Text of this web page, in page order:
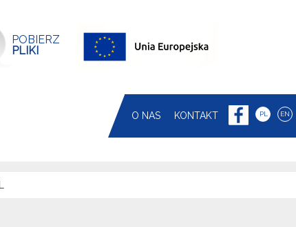
POBIERZ
PLIKI
O NAS KONTAKT PL EN